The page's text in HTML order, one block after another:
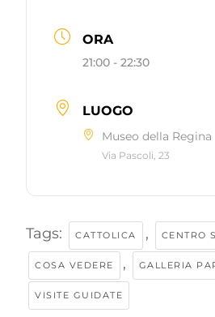
ORA
21:00 - 22:30
LUOGO
Museo della Regina
Via Pascoli, 23
Tags: CATTOLICA , CENTRO
COSA VEDERE , GALLERIA
VISITE GUIDATE